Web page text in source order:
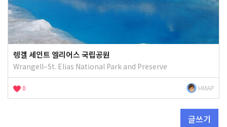
렝겔 세인트 엘리어스 국립공원
Wrangell–St. Elias National Park and Preserve
0 HMAP
글쓰기